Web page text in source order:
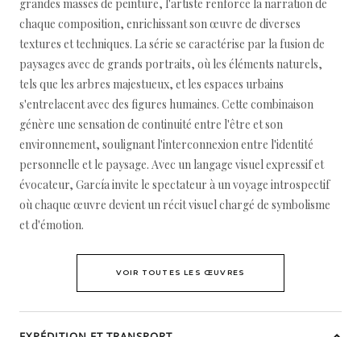
grandes masses de peinture, l'artiste renforce la narration de
chaque composition, enrichissant son œuvre de diverses
textures et techniques. La série se caractérise par la fusion de
paysages avec de grands portraits, où les éléments naturels,
tels que les arbres majestueux, et les espaces urbains
s'entrelacent avec des figures humaines. Cette combinaison
génère une sensation de continuité entre l'être et son
environnement, soulignant l'interconnexion entre l'identité
personnelle et le paysage. Avec un langage visuel expressif et
évocateur, García invite le spectateur à un voyage introspectif
où chaque œuvre devient un récit visuel chargé de symbolisme
et d'émotion.
VOIR TOUTES LES ŒUVRES